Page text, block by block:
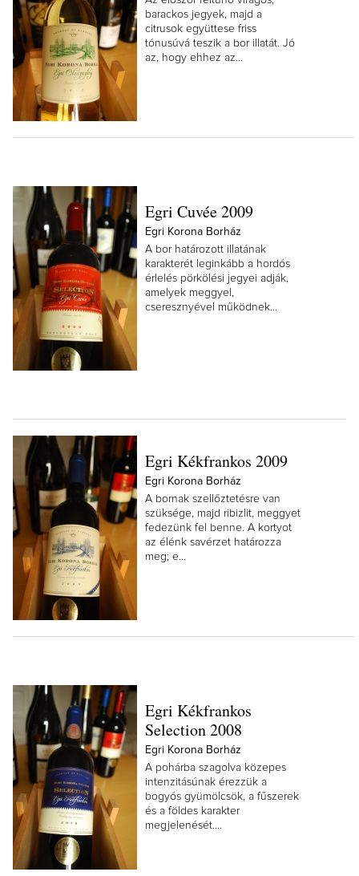
barackos jegyek, majd a
citrusok együttese friss
tónusúvá teszik a bor illatát. Jó
az, hogy ehhez az...
Egri Cuvée 2009
Egri Korona Borház
A bor határozott illatának
karakterét leginkább a hordós
érlelés pörkölési jegyei adják,
amelyek meggyel,
cseresznyével működnek...
Egri Kékfrankos 2009
Egri Korona Borház
A bornak szellőztetésre van
szüksége, majd ribizlit, meggyet
fedezünk fel benne. A kortyot
az élénk savérzet határozza
meg; e...
Egri Kékfrankos
Selection 2008
Egri Korona Borház
A pohárba szagolva közepes
intenzitásúnak érezzük a
bogyós gyümölcsök, a fűszerek
és a földes karakter
megjelenését....